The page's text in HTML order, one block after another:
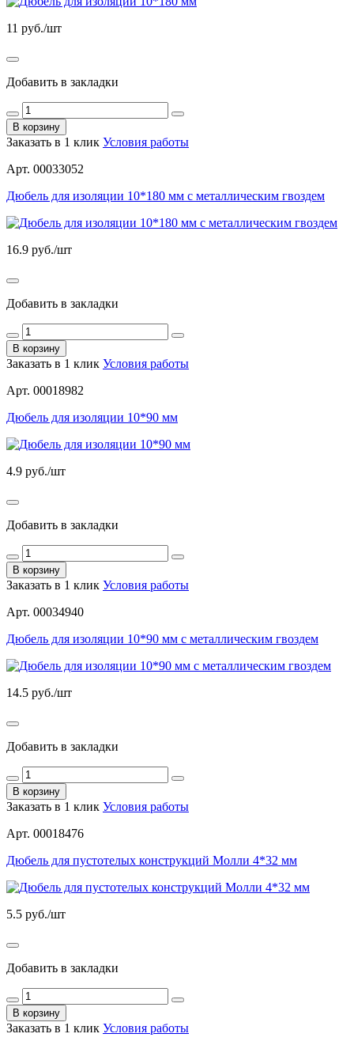
11 руб./шт
Добавить в закладки
В корзину
Заказать в 1 клик Условия работы
Арт. 00033052
Дюбель для изоляции 10*180 мм с металлическим гвоздем
16.9 руб./шт
Добавить в закладки
В корзину
Заказать в 1 клик Условия работы
Арт. 00018982
Дюбель для изоляции 10*90 мм
4.9 руб./шт
Добавить в закладки
В корзину
Заказать в 1 клик Условия работы
Арт. 00034940
Дюбель для изоляции 10*90 мм с металлическим гвоздем
14.5 руб./шт
Добавить в закладки
В корзину
Заказать в 1 клик Условия работы
Арт. 00018476
Дюбель для пустотелых конструкций Молли 4*32 мм
5.5 руб./шт
Добавить в закладки
В корзину
Заказать в 1 клик Условия работы